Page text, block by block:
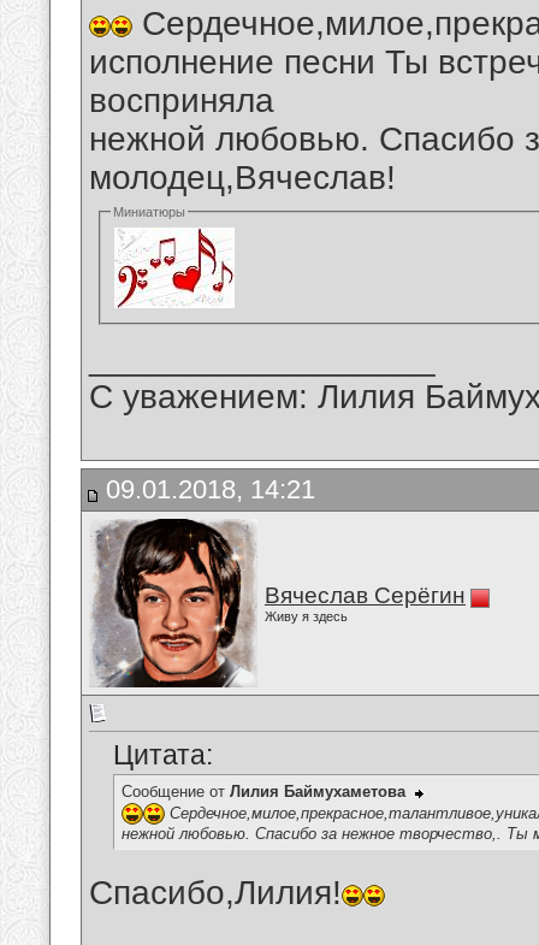
исполнение песни Ты
восприняла
нежной любовью. Спасибо
молодец,Вячеслав!
Миниатюры
С уважением: Лилия
09.01.2018, 14:21
Вячеслав Серёгин
Живу я здесь
Цитата:
Сообщение от Лилия Баймухаметова
нежной любовью. Спасибо за нежное творчество,. Ты
Спасибо,Лилия!